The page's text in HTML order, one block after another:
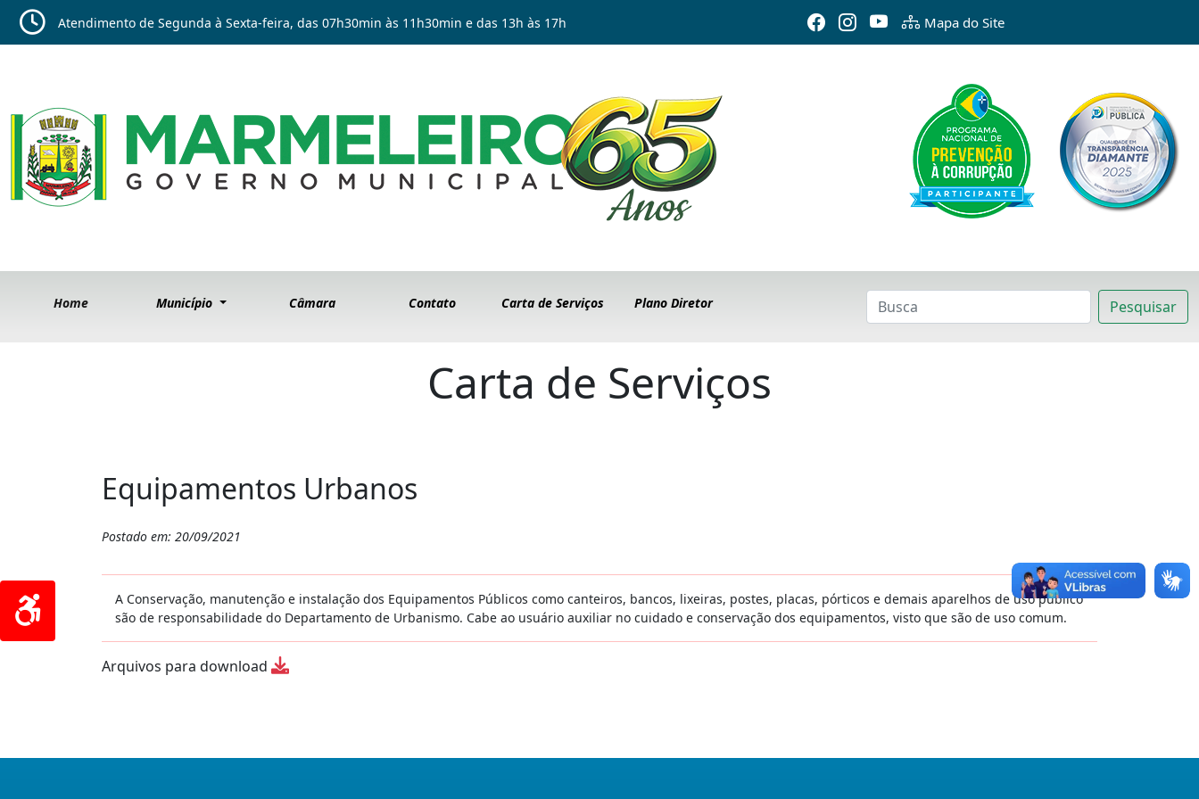
Atendimento de Segunda à Sexta-feira, das 07h30min às 11h30min e das 13h às 17h Mapa do Site
Home Município Câmara Contato Carta de Serviços Plano Diretor Pesquisar
Carta de Serviços
Equipamentos Urbanos
Postado em: 20/09/2021
A Conservação, manutenção e instalação dos Equipamentos Públicos como canteiros, bancos, lixeiras, postes, placas, pórticos e demais aparelhos de uso público
são de responsabilidade do Departamento de Urbanismo. Cabe ao usuário auxiliar no cuidado e conservação dos equipamentos, visto que são de uso comum.
Arquivos para download